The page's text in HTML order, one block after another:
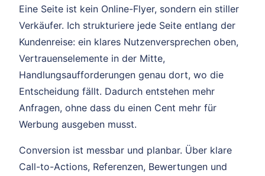
Eine Seite ist kein Online-Flyer, sondern ein stiller
Verkäufer. Ich strukturiere jede Seite entlang der
Kundenreise: ein klares Nutzenversprechen oben,
Vertrauenselemente in der Mitte,
Handlungsaufforderungen genau dort, wo die
Entscheidung fällt. Dadurch entstehen mehr
Anfragen, ohne dass du einen Cent mehr für
Werbung ausgeben musst.
Conversion ist messbar und planbar. Über klare
Call-to-Actions, Referenzen, Bewertungen und